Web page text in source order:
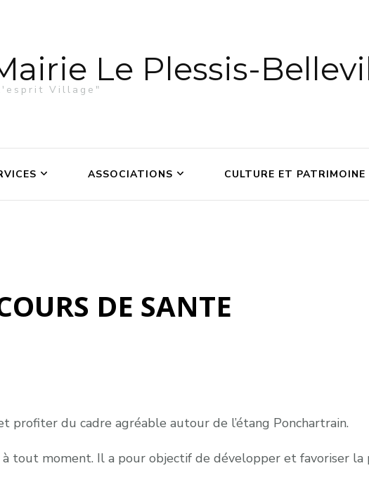
Le Plessis-
Village"
ASSOCIATIONS CULTURE ET PATRIMOINE
DE SANTE
profiter du cadre agréable autour de l’étang Ponchartrain.
tout moment. Il a pour objectif de développer et favoriser